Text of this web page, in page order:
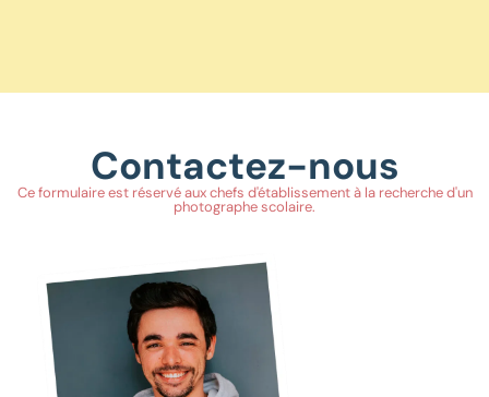
Contactez-nous
Ce formulaire est réservé aux chefs d'établissement à la recherche d'un
photographe scolaire.